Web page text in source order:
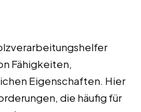
Fähigkeiten,
Eigenschaften. Hier
die häufig für